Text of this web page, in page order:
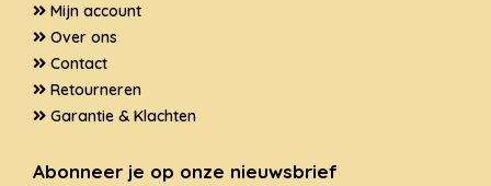
Mijn account
Over ons
Contact
Retourneren
Garantie & Klachten
Abonneer je op onze nieuwsbrief